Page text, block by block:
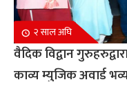
२ साल अघि
वैदिक विद्वान
काव्य म्युजिक अवार्ड